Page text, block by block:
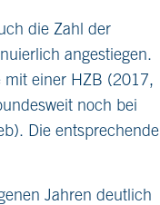
die Zahl der
angestiegen.
mit einer HZB (2017,
noch bei
Die entsprechende
Jahren deutlich